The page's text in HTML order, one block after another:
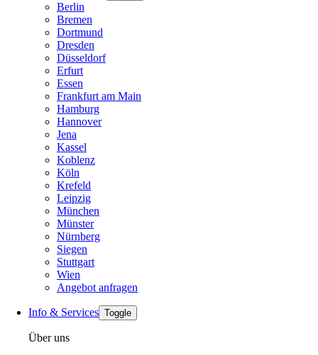
Berlin
Bremen
Dortmund
Dresden
Düsseldorf
Erfurt
Essen
Frankfurt am Main
Hamburg
Hannover
Jena
Kassel
Koblenz
Köln
Krefeld
Leipzig
München
Münster
Nürnberg
Siegen
Stuttgart
Wien
Angebot anfragen
Info & Services Toggle
Über uns